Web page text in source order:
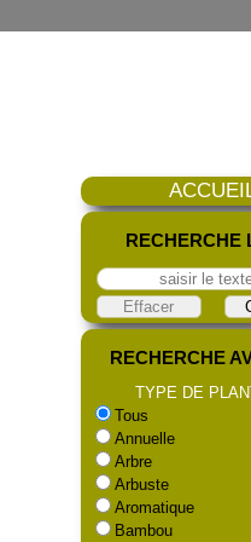
RECHERCHE
RECHERCHE
TYPE DE
Tous
Annuelle
Arbre
Arbuste
Aromatique
Bambou